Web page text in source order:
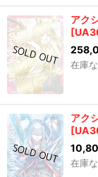
アク
[
在庫
アク
[
在庫